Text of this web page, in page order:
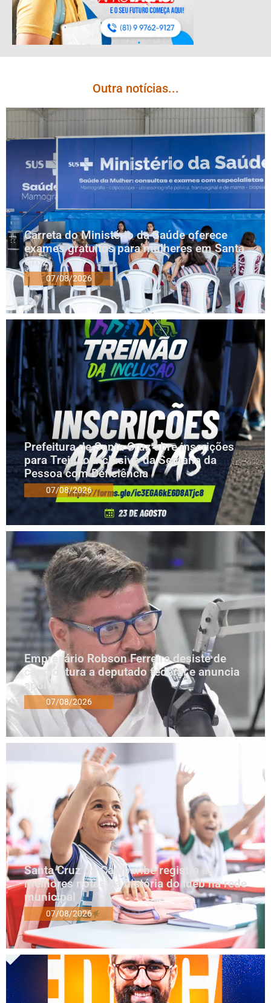
Outra notícias...
Carreta do Ministério da Saúde oferece
exames gratuitos para mulheres em Santa
Cruz
07/08/2026
Prefeitura de Santa Cruz abre inscrições
para Treinão Inclusivo da Semana da
Pessoa com Deficiência
07/08/2026
Empresário Robson Ferreira desiste de
candidatura a deputado federal e anuncia
apoios
07/08/2026
Santa Cruz do Capibaribe registra as
melhores notas da história do Ideb na rede
municipal
07/08/2026